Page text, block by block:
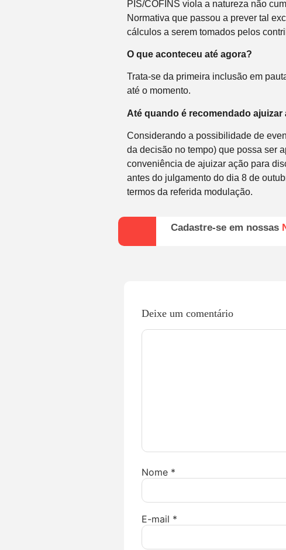
PIS/COFINS viola a natureza não
Normativa que passou a prever tal
cálculos a serem tomados pelos
O que aconteceu até agora?
Trata-se da primeira inclusão em
até o momento.
Até quando é recomendado ajuizar
Considerando a possibilidade de
da decisão no tempo) que possa ser
conveniência de ajuizar ação para
antes do julgamento do dia 8 de
termos da referida modulação.
Cadastre-se em nossas
Deixe um comentário
Nome *
E-mail *